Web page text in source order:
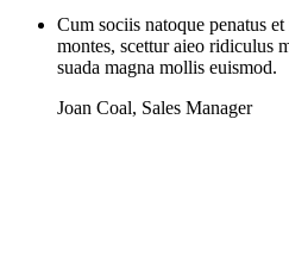
Cum sociis natoque penatus
montes, scettur aieo ridiculus
suada magna mollis euismod.
Joan Coal, Sales Manager